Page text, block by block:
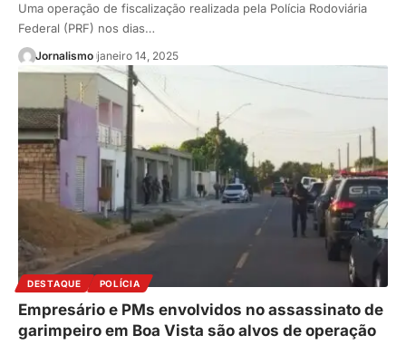
Uma operação de fiscalização realizada pela Polícia Rodoviária
Federal (PRF) nos dias…
Jornalismo janeiro 14, 2025
DESTAQUE POLÍCIA
Empresário e PMs envolvidos no assassinato de
garimpeiro em Boa Vista são alvos de operação